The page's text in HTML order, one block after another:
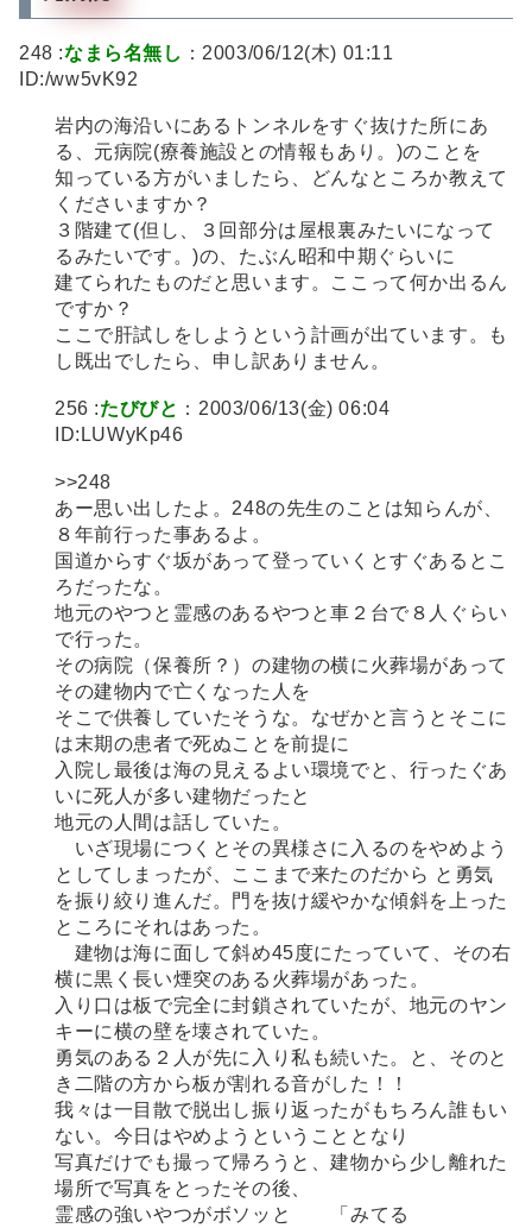
248 :なまら名無し ：2003/06/12(木) 01:11
ID:/ww5vK92
岩内の海沿いにあるトンネルをすぐ抜けた所にあ
る、元病院(療養施設との情報もあり。)のことを
知っている方がいましたら、どんなところか教えて
くださいますか？
３階建て(但し、３回部分は屋根裏みたいになって
るみたいです。)の、たぶん昭和中期ぐらいに
建てられたものだと思います。ここって何か出るん
ですか？
ここで肝試しをしようという計画が出ています。も
し既出でしたら、申し訳ありません。
256 :たびびと ：2003/06/13(金) 06:04
ID:LUWyKp46
>>248
あー思い出したよ。248の先生のことは知らんが、
８年前行った事あるよ。
国道からすぐ坂があって登っていくとすぐあるとこ
ろだったな。
地元のやつと霊感のあるやつと車２台で８人ぐらい
で行った。
その病院（保養所？）の建物の横に火葬場があって
その建物内で亡くなった人を
そこで供養していたそうな。なぜかと言うとそこに
は末期の患者で死ぬことを前提に
入院し最後は海の見えるよい環境でと、行ったぐあ
いに死人が多い建物だったと
地元の人間は話していた。
いざ現場につくとその異様さに入るのをやめよう
としてしまったが、ここまで来たのだから と勇気
を振り絞り進んだ。門を抜け緩やかな傾斜を上った
ところにそれはあった。
建物は海に面して斜め45度にたっていて、その右
横に黒く長い煙突のある火葬場があった。
入り口は板で完全に封鎖されていたが、地元のヤン
キーに横の壁を壊されていた。
勇気のある２人が先に入り私も続いた。と、そのと
き二階の方から板が割れる音がした！！
我々は一目散で脱出し振り返ったがもちろん誰もい
ない。今日はやめようということとなり
写真だけでも撮って帰ろうと、建物から少し離れた
場所で写真をとったその後、
霊感の強いやつがボソッと 「みてる